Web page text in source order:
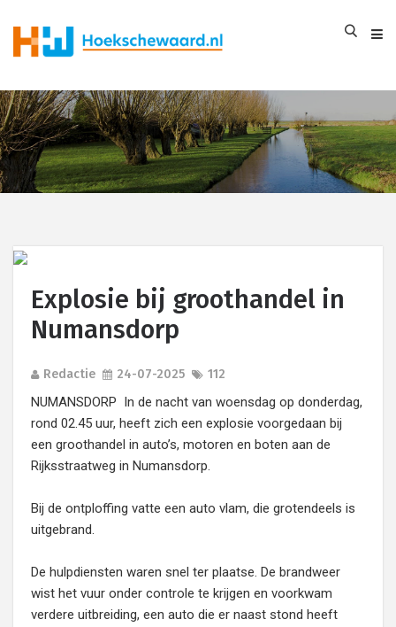
Explosie bij groothandel in
Numansdorp
Redactie 24-07-2025 112
NUMANSDORP In de nacht van woensdag op donderdag,
rond 02.45 uur, heeft zich een explosie voorgedaan bij
een groothandel in auto’s, motoren en boten aan de
Rijksstraatweg in Numansdorp.
Bij de ontploffing vatte een auto vlam, die grotendeels is
uitgebrand.
De hulpdiensten waren snel ter plaatse. De brandweer
wist het vuur onder controle te krijgen en voorkwam
verdere uitbreiding, een auto die er naast stond heeft